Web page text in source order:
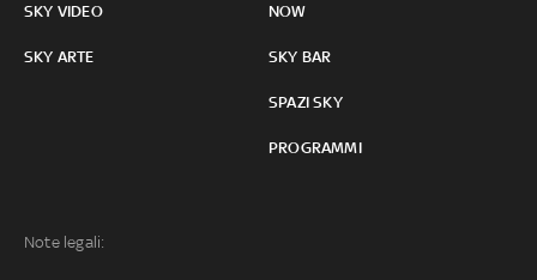
SKY VIDEO
SKY ARTE
NOW
SKY BAR
SPAZI SKY
PROGRAMMI
Note legali: